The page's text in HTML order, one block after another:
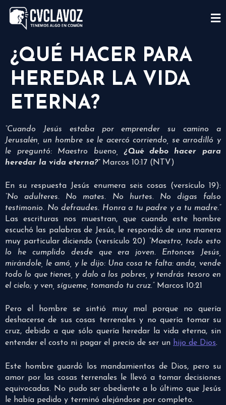
¿QUÉ HACER PARA
HEREDAR LA VIDA
ETERNA?
“Cuando Jesús estaba por emprender su camino a
Jerusalén, un hombre se le acercó corriendo, se arrodilló y
le preguntó: Maestro bueno,¿Qué debo hacer para
heredar la vida eterna?” Marcos 10:17 (NTV)
En su respuesta Jesús enumera seis cosas (versículo 19):
“No adulteres. No mates. No hurtes. No digas falso
testimonio. No defraudes. Honra a tu padre y a tu madre.”
Las escrituras nos muestran, que cuando este hombre
escuchó las palabras de Jesús, le respondió de una manera
muy particular diciendo (versículo 20) “Maestro, todo esto
lo he cumplido desde que era joven. Entonces Jesús,
mirándole, le amó, y le dijo: Una cosa te falta: anda, vende
todo lo que tienes, y dalo a los pobres, y tendrás tesoro en
el cielo; y ven, sígueme, tomando tu cruz.” Marcos 10:21
Pero el hombre se sintió muy mal porque no quería
deshacerse de sus cosas terrenales y no quería tomar su
cruz, debido a que sólo quería heredar la vida eterna, sin
entender el costo ni pagar el precio de ser un hijo de Dios.
Este hombre guardó los mandamientos de Dios, pero su
amor por las cosas terrenales le llevó a tomar decisiones
equivocadas. No pudo ser obediente a lo último que Jesús
le había pedido y terminó alejándose por completo.